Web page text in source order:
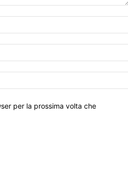
per la prossima volta che